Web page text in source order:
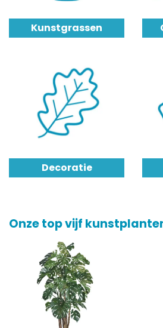
Kunstgrassen
Decoratie
Onze top vijf